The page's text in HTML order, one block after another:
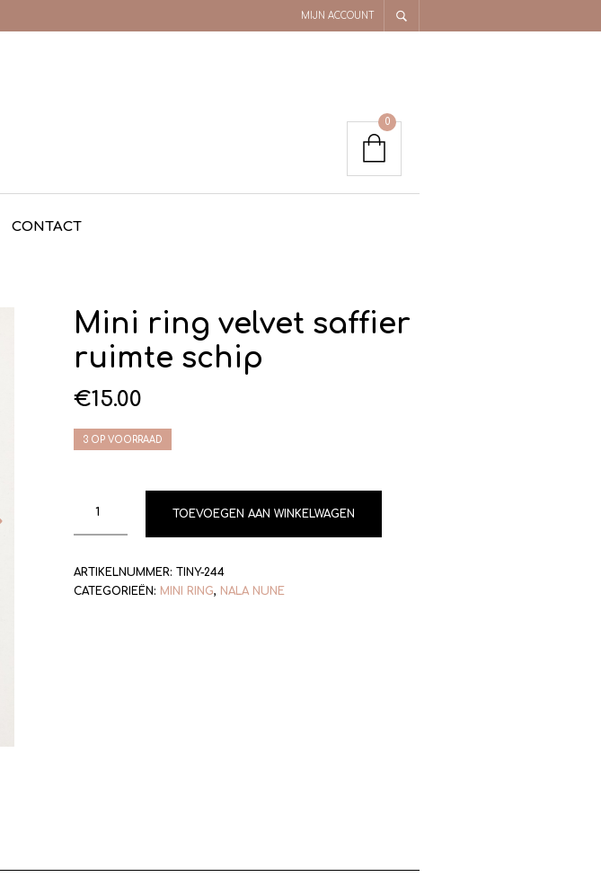
MIJN ACCOUNT
CONTACT
0
Mini ring velvet saffier
ruimte schip
€15.00
3 OP VOORRAAD
TOEVOEGEN AAN WINKELWAGEN
ARTIKELNUMMER: TINY-244
CATEGORIEËN: MINI RING, NALA NUNE